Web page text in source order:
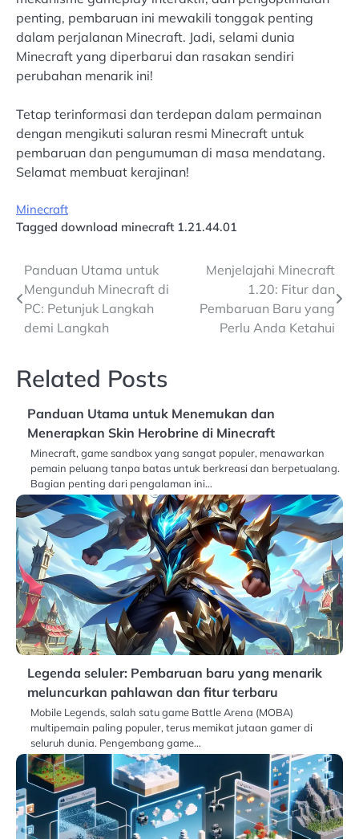
penting, pembaruan ini mewakili tonggak penting
dalam perjalanan Minecraft. Jadi, selami dunia
Minecraft yang diperbarui dan rasakan sendiri
perubahan menarik ini!
Tetap terinformasi dan terdepan dalam permainan
dengan mengikuti saluran resmi Minecraft untuk
pembaruan dan pengumuman di masa mendatang.
Selamat membuat kerajinan!
Minecraft
Tagged download minecraft 1.21.44.01
Post
navigation
Panduan Utama untuk
Mengunduh Minecraft di
PC: Petunjuk Langkah
demi Langkah
Menjelajahi Minecraft
1.20: Fitur dan
Pembaruan Baru yang
Perlu Anda Ketahui
Related Posts
Panduan Utama untuk Menemukan dan
Menerapkan Skin Herobrine di Minecraft
Minecraft, game sandbox yang sangat populer, menawarkan
pemain peluang tanpa batas untuk berkreasi dan berpetualang.
Bagian penting dari pengalaman ini…
Legenda seluler: Pembaruan baru yang menarik
meluncurkan pahlawan dan fitur terbaru
Mobile Legends, salah satu game Battle Arena (MOBA)
multipemain paling populer, terus memikat jutaan gamer di
seluruh dunia. Pengembang game…